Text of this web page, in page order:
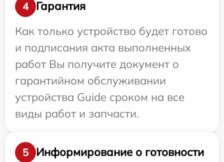
4
Гарантия
Как только устройство будет готово
и подписания акта выполненных
работ Вы получите документ о
гарантийном обслуживании
устройства Guide сроком на все
виды работ и запчасти.
5
Информирование о готовности